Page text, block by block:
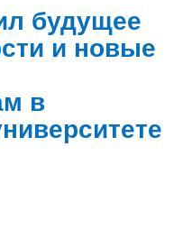
будущее
и новые
в